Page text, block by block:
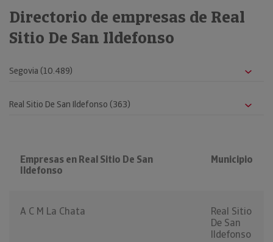
Directorio de empresas de Real
Sitio De San Ildefonso
Empresas en Real Sitio De San
Ildefonso
Municipio
A C M La Chata
Real Sitio
De San
Ildefonso